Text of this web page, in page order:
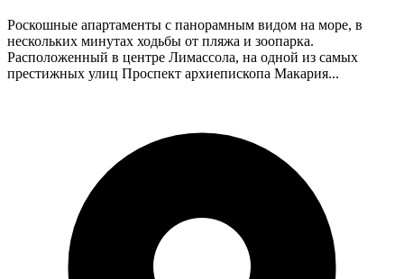
Роскошные апартаменты с панорамным видом на море, в
нескольких минутах ходьбы от пляжа и зоопарка.
Расположенный в центре Лимассола, на одной из самых
престижных улиц Проспект архиепископа Макария...